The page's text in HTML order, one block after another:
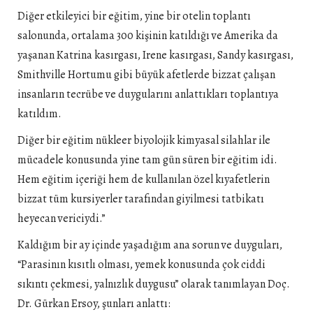
Diğer etkileyici bir eğitim, yine bir otelin toplantı
salonunda, ortalama 300 kişinin katıldığı ve Amerika da
yaşanan Katrina kasırgası, Irene kasırgası, Sandy kasırgası,
Smithville Hortumu gibi büyük afetlerde bizzat çalışan
insanların tecrübe ve duygularını anlattıkları toplantıya
katıldım.
Diğer bir eğitim nükleer biyolojik kimyasal silahlar ile
mücadele konusunda yine tam gün süren bir eğitim idi.
Hem eğitim içeriği hem de kullanılan özel kıyafetlerin
bizzat tüm kursiyerler tarafından giyilmesi tatbikatı
heyecan vericiydi.”
Kaldığım bir ay içinde yaşadığım ana sorun ve duyguları,
“Parasinın kısıtlı olması, yemek konusunda çok ciddi
sıkıntı çekmesi, yalnızlık duygusu” olarak tanımlayan Doç.
Dr. Gürkan Ersoy, şunları anlattı: